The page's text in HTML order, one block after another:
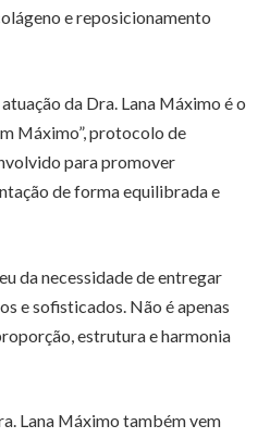
e reposicionamento
da Dra. Lana Máximo é o
Máximo”, protocolo de
para promover
de forma equilibrada e
da necessidade de entregar
e sofisticados. Não é apenas
estrutura e harmonia
Lana Máximo também vem